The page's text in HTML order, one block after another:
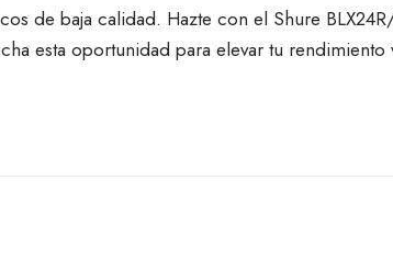
de baja calidad. Hazte con el Shure
esta oportunidad para elevar tu rendimiento